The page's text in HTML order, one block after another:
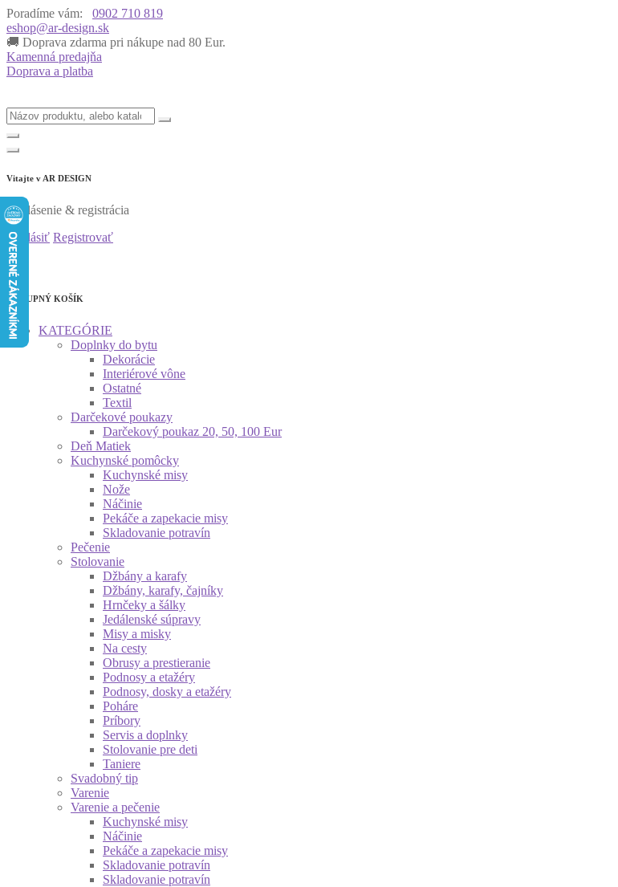
Poradíme vám:
0902 710 819
eshop@ar-design.sk
🚚 Doprava zdarma pri nákupe nad 80 Eur.
Kamenná predajňa
Doprava a platba
Vitajte v AR DESIGN
Prihlásenie & registrácia
Prihlásiť Registrovať
0
0
NÁKUPNÝ KOŠÍK
KATEGÓRIE
Doplnky do bytu
Dekorácie
Interiérové vône
Ostatné
Textil
Darčekové poukazy
Darčekový poukaz 20, 50, 100 Eur
Deň Matiek
Kuchynské pomôcky
Kuchynské misy
Nože
Náčinie
Pekáče a zapekacie misy
Skladovanie potravín
Pečenie
Stolovanie
Džbány a karafy
Džbány, karafy, čajníky
Hrnčeky a šálky
Jedálenské súpravy
Misy a misky
Na cesty
Obrusy a prestieranie
Podnosy a etažéry
Podnosy, dosky a etažéry
Poháre
Príbory
Servis a doplnky
Stolovanie pre deti
Taniere
Svadobný tip
Varenie
Varenie a pečenie
Kuchynské misy
Náčinie
Pekáče a zapekacie misy
Skladovanie potravín
Skladovanie potravín